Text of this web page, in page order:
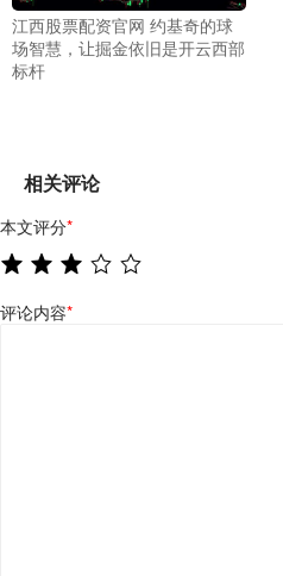
江西股票配资官网 约基奇的球
场智慧，让掘金依旧是开云西部
标杆
相关评论
本文评分*
评论内容*